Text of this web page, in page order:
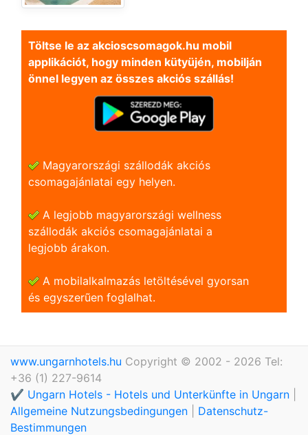
Töltse le az akcioscsomagok.hu mobil
applikációt, hogy minden kütyüjén, mobilján
önnel legyen az összes akciós szállás!
Magyarországi szállodák akciós
csomagajánlatai egy helyen.
A legjobb magyarországi wellness
szállodák akciós csomagajánlatai a
legjobb árakon.
A mobilalkalmazás letöltésével gyorsan
és egyszerũen foglalhat.
www.ungarnhotels.hu Copyright © 2002 - 2026 Tel:
+36 (1) 227-9614
✔️ Ungarn Hotels - Hotels und Unterkünfte in Ungarn
Allgemeine Nutzungsbedingungen
Datenschutz-
Bestimmungen